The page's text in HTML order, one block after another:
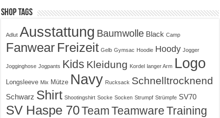
Shop Tags
Adlut Ausstattung Baumwolle Black Camp
Fanwear Freizeit Gelb Gymsac Hoodie Hoody Jogger
Jogginghose Jogpants Kids Kleidung Kordel langer Arm Logo
Longsleeve Mix Mütze Navy Rucksack Schnelltrocknend
Schwarz Shirt Shootingshirt Socke Socken Strumpf Strümpfe SV70
SV Haspe 70Team Teamware Training